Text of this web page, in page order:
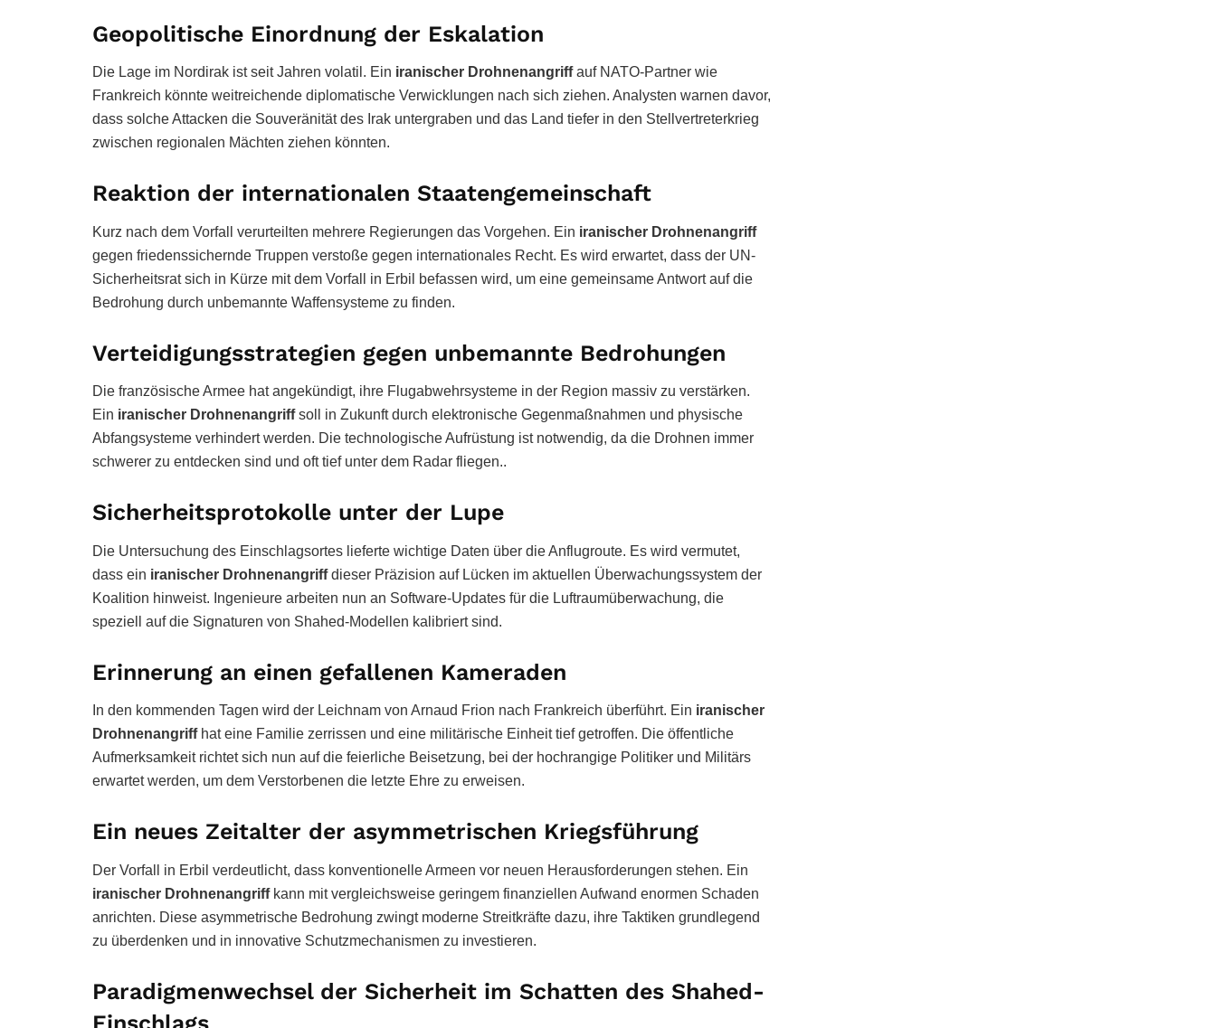
Geopolitische Einordnung der Eskalation
Die Lage im Nordirak ist seit Jahren volatil. Ein iranischer Drohnenangriffauf NATO-Partner wie
Frankreich könnte weitreichende diplomatische Verwicklungen nach sich ziehen. Analysten warnen davor,
dass solche Attacken die Souveränität des Irak untergraben und das Land tiefer in den Stellvertreterkrieg
zwischen regionalen Mächten ziehen könnten.
Reaktion der internationalen Staatengemeinschaft
Kurz nach dem Vorfall verurteilten mehrere Regierungen das Vorgehen. Ein iranischer Drohnenangriff
gegen friedenssichernde Truppen verstoße gegen internationales Recht. Es wird erwartet, dass der UN-
Sicherheitsrat sich in Kürze mit dem Vorfall in Erbil befassen wird, um eine gemeinsame Antwort auf die
Bedrohung durch unbemannte Waffensysteme zu finden.
Verteidigungsstrategien gegen unbemannte Bedrohungen
Die französische Armee hat angekündigt, ihre Flugabwehrsysteme in der Region massiv zu verstärken.
Ein iranischer Drohnenangriffsoll in Zukunft durch elektronische Gegenmaßnahmen und physische
Abfangsysteme verhindert werden. Die technologische Aufrüstung ist notwendig, da die Drohnen immer
schwerer zu entdecken sind und oft tief unter dem Radar fliegen..
Sicherheitsprotokolle unter der Lupe
Die Untersuchung des Einschlagsortes lieferte wichtige Daten über die Anflugroute. Es wird vermutet,
dass ein iranischer Drohnenangriffdieser Präzision auf Lücken im aktuellen Überwachungssystem der
Koalition hinweist. Ingenieure arbeiten nun an Software-Updates für die Luftraumüberwachung, die
speziell auf die Signaturen von Shahed-Modellen kalibriert sind.
Erinnerung an einen gefallenen Kameraden
In den kommenden Tagen wird der Leichnam von Arnaud Frion nach Frankreich überführt. Ein iranischer
Drohnenangriffhat eine Familie zerrissen und eine militärische Einheit tief getroffen. Die öffentliche
Aufmerksamkeit richtet sich nun auf die feierliche Beisetzung, bei der hochrangige Politiker und Militärs
erwartet werden, um dem Verstorbenen die letzte Ehre zu erweisen.
Ein neues Zeitalter der asymmetrischen Kriegsführung
Der Vorfall in Erbil verdeutlicht, dass konventionelle Armeen vor neuen Herausforderungen stehen. Ein
iranischer Drohnenangriffkann mit vergleichsweise geringem finanziellen Aufwand enormen Schaden
anrichten. Diese asymmetrische Bedrohung zwingt moderne Streitkräfte dazu, ihre Taktiken grundlegend
zu überdenken und in innovative Schutzmechanismen zu investieren.
Paradigmenwechsel der Sicherheit im Schatten des Shahed-